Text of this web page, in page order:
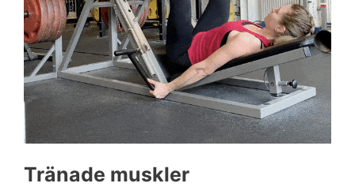
Tränade muskler